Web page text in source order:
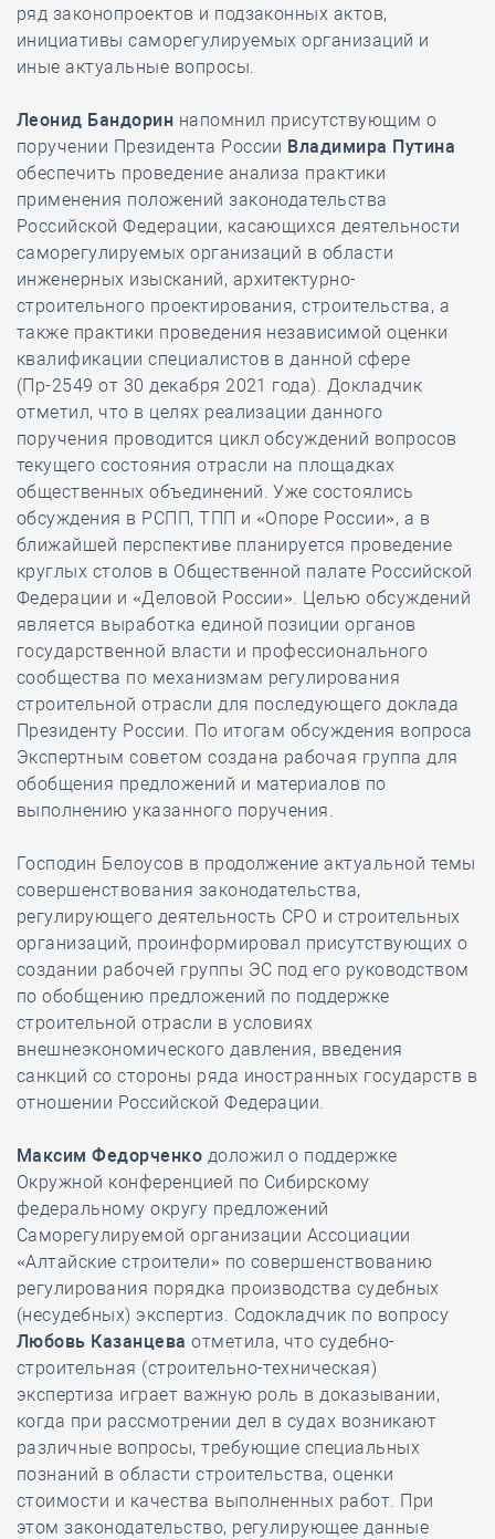
ряд законопроектов и подзаконных актов,
инициативы саморегулируемых организаций и
иные актуальные вопросы.
Леонид Бандорин напомнил присутствующим о
поручении Президента России Владимира Путина
обеспечить проведение анализа практики
применения положений законодательства
Российской Федерации, касающихся деятельности
саморегулируемых организаций в области
инженерных изысканий, архитектурно-
строительного проектирования, строительства, а
также практики проведения независимой оценки
квалификации специалистов в данной сфере
(Пр-2549 от 30 декабря 2021 года). Докладчик
отметил, что в целях реализации данного
поручения проводится цикл обсуждений вопросов
текущего состояния отрасли на площадках
общественных объединений. Уже состоялись
обсуждения в РСПП, ТПП и «Опоре России», а в
ближайшей перспективе планируется проведение
круглых столов в Общественной палате Российской
Федерации и «Деловой России». Целью обсуждений
является выработка единой позиции органов
государственной власти и профессионального
сообщества по механизмам регулирования
строительной отрасли для последующего доклада
Президенту России. По итогам обсуждения вопроса
Экспертным советом создана рабочая группа для
обобщения предложений и материалов по
выполнению указанного поручения.
Господин Белоусов в продолжение актуальной темы
совершенствования законодательства,
регулирующего деятельность СРО и строительных
организаций, проинформировал присутствующих о
создании рабочей группы ЭС под его руководством
по обобщению предложений по поддержке
строительной отрасли в условиях
внешнеэкономического давления, введения
санкций со стороны ряда иностранных государств в
отношении Российской Федерации.
Максим Федорченко доложил о поддержке
Окружной конференцией по Сибирскому
федеральному округу предложений
Саморегулируемой организации Ассоциации
«Алтайские строители» по совершенствованию
регулирования порядка производства судебных
(несудебных) экспертиз. Содокладчик по вопросу
Любовь Казанцева отметила, что судебно-
строительная (строительно-техническая)
экспертиза играет важную роль в доказывании,
когда при рассмотрении дел в судах возникают
различные вопросы, требующие специальных
познаний в области строительства, оценки
стоимости и качества выполненных работ. При
этом законодательство, регулирующее данные